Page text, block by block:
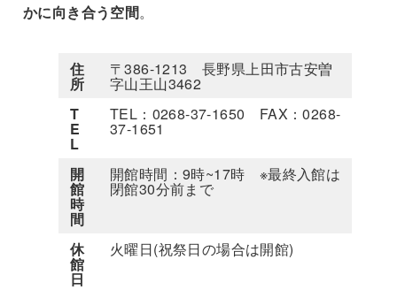
かに向き合う空間。
住
所
〒386-1213 長野県上田市古安曽
字山王山3462
T
E
L
TEL：0268-37-1650 FAX：0268-
37-1651
開
館
時
間
開館時間：9時~17時 ※最終入館は
閉館30分前まで
休
館
日
火曜日(祝祭日の場合は開館)